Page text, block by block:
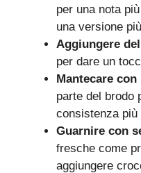
per una nota
una versione
Aggiungere
per dare un
Mantecare
parte del brodo
consistenza più
Guarnire con
fresche come
aggiungere